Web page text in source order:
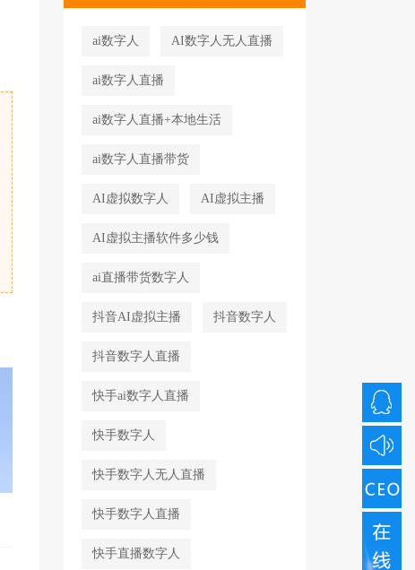
ai数字人 AI数字人无人直播
ai数字人直播
ai数字人直播+本地生活
ai数字人直播带货
AI虚拟数字人 AI虚拟主播
AI虚拟主播软件多少钱
ai直播带货数字人
抖音AI虚拟主播 抖音数字人
抖音数字人直播
快手ai数字人直播
快手数字人
快手数字人无人直播
快手数字人直播
快手直播数字人